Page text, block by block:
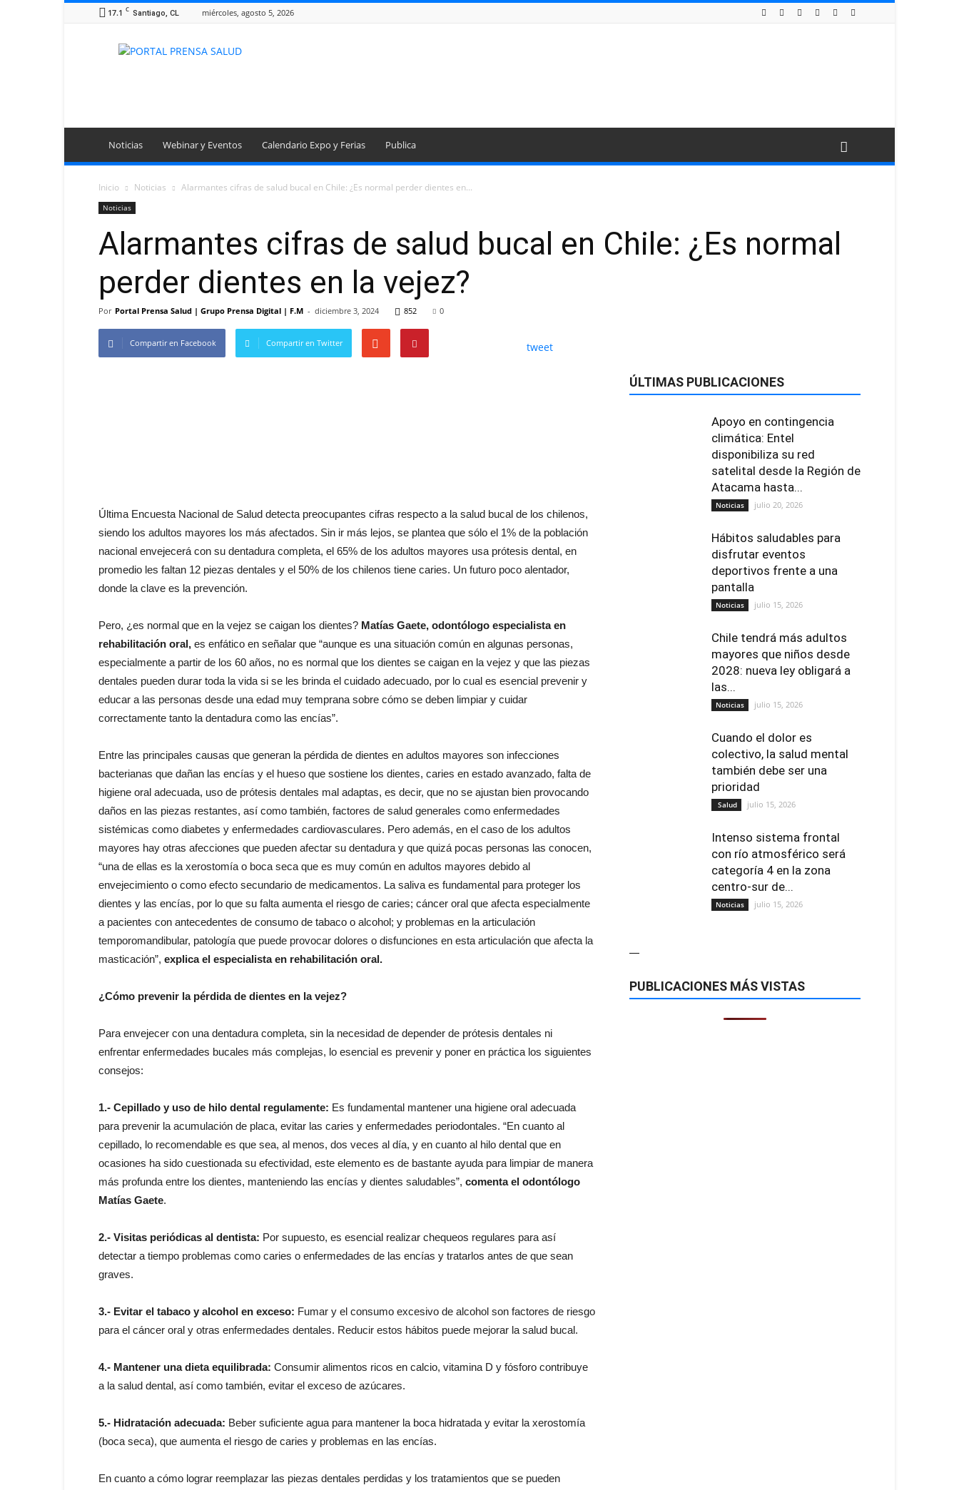
17.1 C Santiago, CL miércoles, agosto 5, 2026
Portal
Noticias Webinar y Eventos Calendario Expo y Ferias Publica
Inicio Noticias Alarmantes cifras de salud bucal en Chile: ¿Es normal perder dientes en...
Noticias
Alarmantes cifras de salud bucal en Chile: ¿Es normal
perder dientes en la vejez?
Por Portal Prensa Salud | Grupo Prensa Digital | F.M - diciembre 3, 2024 852 0
Compartir en Facebook Compartir en Twitter tweet
Última Encuesta Nacional de Salud detecta preocupantes cifras respecto a la salud bucal de los chilenos,
siendo los adultos mayores los más afectados. Sin ir más lejos, se plantea que sólo el 1% de la población
nacional envejecerá con su dentadura completa, el 65% de los adultos mayores usa prótesis dental, en
promedio les faltan 12 piezas dentales y el 50% de los chilenos tiene caries. Un futuro poco alentador,
donde la clave es la prevención.
Pero, ¿es normal que en la vejez se caigan los dientes? Matías Gaete, odontólogo especialista en
rehabilitación oral, es enfático en señalar que “aunque es una situación común en algunas personas,
especialmente a partir de los 60 años, no es normal que los dientes se caigan en la vejez y que las piezas
dentales pueden durar toda la vida si se les brinda el cuidado adecuado, por lo cual es esencial prevenir y
educar a las personas desde una edad muy temprana sobre cómo se deben limpiar y cuidar
correctamente tanto la dentadura como las encías”.
Entre las principales causas que generan la pérdida de dientes en adultos mayores son infecciones
bacterianas que dañan las encías y el hueso que sostiene los dientes, caries en estado avanzado, falta de
higiene oral adecuada, uso de prótesis dentales mal adaptas, es decir, que no se ajustan bien provocando
daños en las piezas restantes, así como también, factores de salud generales como enfermedades
sistémicas como diabetes y enfermedades cardiovasculares. Pero además, en el caso de los adultos
mayores hay otras afecciones que pueden afectar su dentadura y que quizá pocas personas las conocen,
“una de ellas es la xerostomía o boca seca que es muy común en adultos mayores debido al
envejecimiento o como efecto secundario de medicamentos. La saliva es fundamental para proteger los
dientes y las encías, por lo que su falta aumenta el riesgo de caries; cáncer oral que afecta especialmente
a pacientes con antecedentes de consumo de tabaco o alcohol; y problemas en la articulación
temporomandibular, patología que puede provocar dolores o disfunciones en esta articulación que afecta la
masticación”, explica el especialista en rehabilitación oral.
¿Cómo prevenir la pérdida de dientes en la vejez?
Para envejecer con una dentadura completa, sin la necesidad de depender de prótesis dentales ni
enfrentar enfermedades bucales más complejas, lo esencial es prevenir y poner en práctica los siguientes
consejos:
1.- Cepillado y uso de hilo dental regulamente: Es fundamental mantener una higiene oral adecuada
para prevenir la acumulación de placa, evitar las caries y enfermedades periodontales. “En cuanto al
cepillado, lo recomendable es que sea, al menos, dos veces al día, y en cuanto al hilo dental que en
ocasiones ha sido cuestionada su efectividad, este elemento es de bastante ayuda para limpiar de manera
más profunda entre los dientes, manteniendo las encías y dientes saludables”, comenta el odontólogo
Matías Gaete.
2.- Visitas periódicas al dentista: Por supuesto, es esencial realizar chequeos regulares para así
detectar a tiempo problemas como caries o enfermedades de las encías y tratarlos antes de que sean
graves.
3.- Evitar el tabaco y alcohol en exceso: Fumar y el consumo excesivo de alcohol son factores de riesgo
para el cáncer oral y otras enfermedades dentales. Reducir estos hábitos puede mejorar la salud bucal.
4.- Mantener una dieta equilibrada: Consumir alimentos ricos en calcio, vitamina D y fósforo contribuye
a la salud dental, así como también, evitar el exceso de azúcares.
5.- Hidratación adecuada: Beber suficiente agua para mantener la boca hidratada y evitar la xerostomía
(boca seca), que aumenta el riesgo de caries y problemas en las encías.
En cuanto a cómo lograr reemplazar las piezas dentales perdidas y los tratamientos que se pueden
ÚLTIMAS PUBLICACIONES
Apoyo en contingencia
climática: Entel
disponibiliza su red
satelital desde la Región de
Atacama hasta...
Noticias julio 20, 2026
Hábitos saludables para
disfrutar eventos
deportivos frente a una
pantalla
Noticias julio 15, 2026
Chile tendrá más adultos
mayores que niños desde
2028: nueva ley obligará a
las...
Noticias julio 15, 2026
Cuando el dolor es
colectivo, la salud mental
también debe ser una
prioridad
Salud julio 15, 2026
Intenso sistema frontal
con río atmosférico será
categoría 4 en la zona
centro-sur de...
Noticias julio 15, 2026
—
PUBLICACIONES MÁS VISTAS